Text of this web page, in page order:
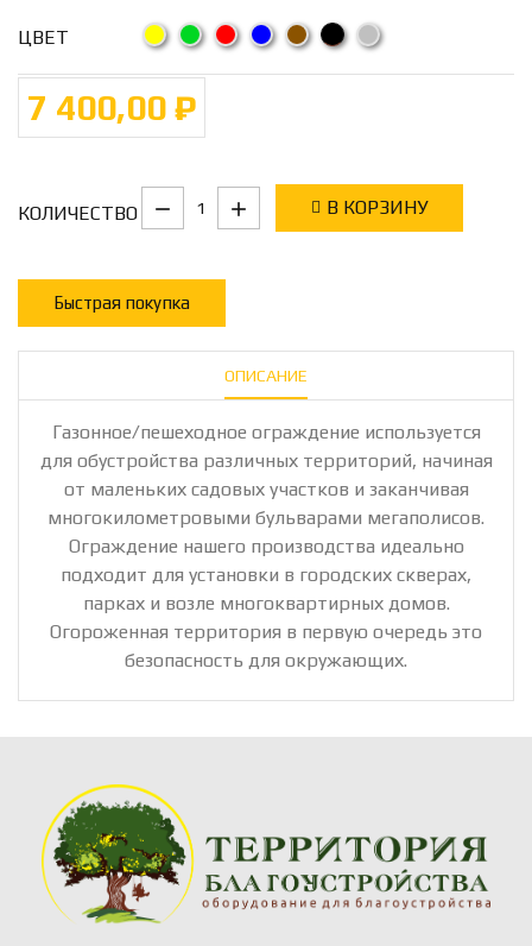
ЦВЕТ
7 400,00 ₽
КОЛИЧЕСТВО В КОРЗИНУ
Быстрая покупка
ОПИСАНИЕ
Газонное/пешеходное ограждение используется
для обустройства различных территорий, начиная
от маленьких садовых участков и заканчивая
многокилометровыми бульварами мегаполисов.
Ограждение нашего производства идеально
подходит для установки в городских скверах,
парках и возле многоквартирных домов.
Огороженная территория в первую очередь это
безопасность для окружающих.